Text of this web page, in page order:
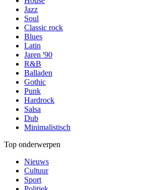
Jazz
Soul
Classic rock
Blues
Latin
Jaren '90
R&B
Balladen
Gothic
Punk
Hardrock
Salsa
Dub
Minimalistisch
Top onderwerpen
Nieuws
Cultuur
Sport